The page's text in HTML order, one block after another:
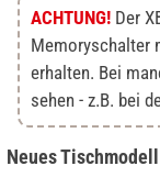
ACHTUNG! Der
Memoryschalter
erhalten. Bei
sehen - z.B. bei
Neues